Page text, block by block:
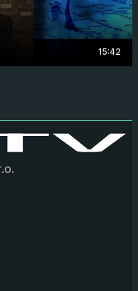
15:42